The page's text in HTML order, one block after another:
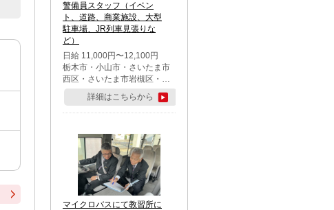
警備員スタッフ（イベン
ト、道路、商業施設、大型
駐車場、JR列車見張りな
ど）
日給 11,000円〜12,100円
栃木市・小山市・さいたま市
西区・さいたま市岩槻区・久
喜市・蓮田市
詳細はこちらから
マイクロバスにて教習所に